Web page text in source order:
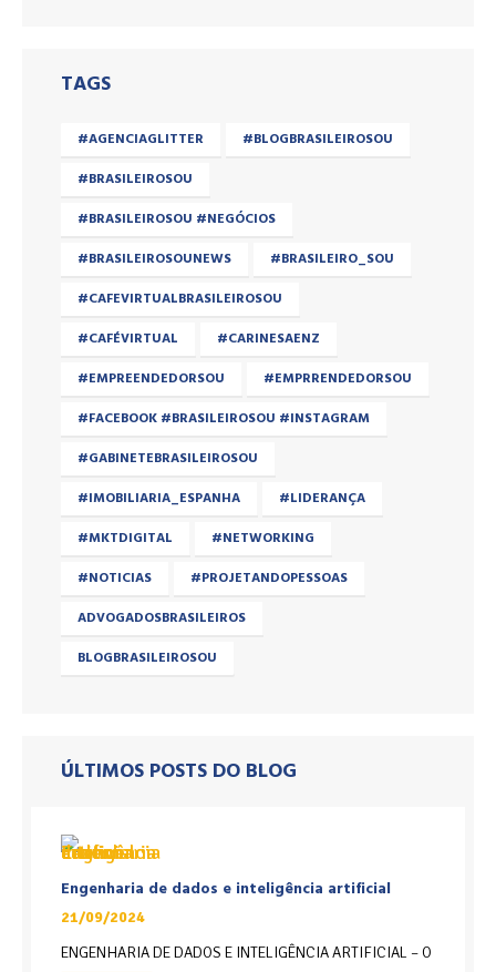
TAGS
#AGENCIAGLITTER
#BLOGBRASILEIROSOU
#BRASILEIROSOU
#BRASILEIROSOU #NEGÓCIOS
#BRASILEIROSOUNEWS
#BRASILEIRO_SOU
#CAFEVIRTUALBRASILEIROSOU
#CAFÉVIRTUAL
#CARINESAENZ
#EMPREENDEDORSOU
#EMPRRENDEDORSOU
#FACEBOOK #BRASILEIROSOU #INSTAGRAM
#GABINETEBRASILEIROSOU
#IMOBILIARIA_ESPANHA
#LIDERANÇA
#MKTDIGITAL
#NETWORKING
#NOTICIAS
#PROJETANDOPESSOAS
ADVOGADOSBRASILEIROS
BLOGBRASILEIROSOU
ÚLTIMOS POSTS DO BLOG
Engenharia de dados e inteligência artificial
21/09/2024
ENGENHARIA DE DADOS E INTELIGÊNCIA ARTIFICIAL – O